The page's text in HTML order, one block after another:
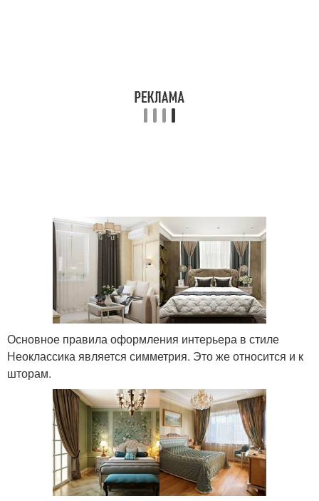
Основное правила оформления интерьера в стиле
Неоклассика является симметрия. Это же относится и к
шторам.